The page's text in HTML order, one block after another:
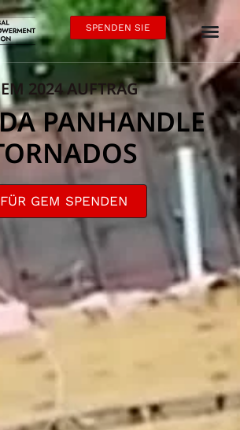
SPENDEN SIE
2024 AUFTRAG
PANHANDLE
FÜR GEM SPENDEN